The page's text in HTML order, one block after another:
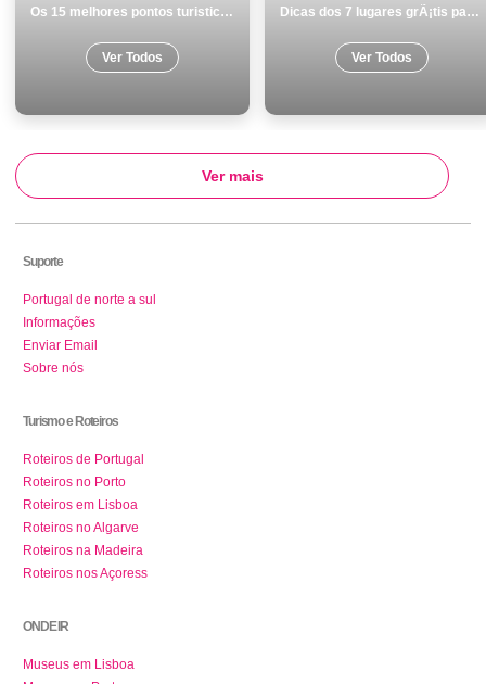
Os 15 melhores pontos turisticos e passeios em Vila do Conde
Ver Todos
Dicas dos 7 lugares grÃ¡tis para visitar na Marinha Grande
Ver Todos
Ver mais
Suporte
Portugal de norte a sul
Informações
Enviar Email
Sobre nós
Turismo e Roteiros
Roteiros de Portugal
Roteiros no Porto
Roteiros em Lisboa
Roteiros no Algarve
Roteiros na Madeira
Roteiros nos Açoress
ONDE IR
Museus em Lisboa